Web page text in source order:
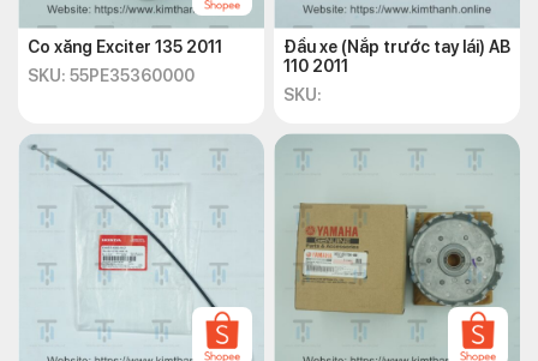
Co xăng Exciter 135 2011
SKU: 55PE35360000
Đầu xe (Nắp trước tay lái) AB
110 2011
SKU: